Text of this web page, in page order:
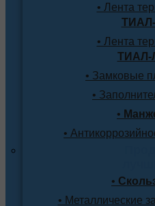
• Лента
• Лента
ТИАЛ-
• Замковые
•
•
•
•
• Металлические